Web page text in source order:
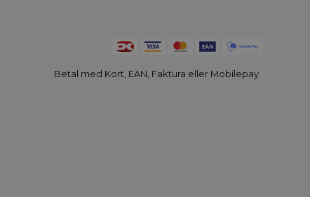
Betal med Kort, EAN, Faktura eller Mobilepay